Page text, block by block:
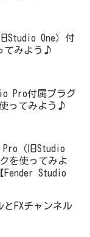
Studio One）付
てみよう♪
Pro付属プラグ
ってみよう♪
（旧Studio
を使ってみよ
Fender Studio
とFXチャンネル